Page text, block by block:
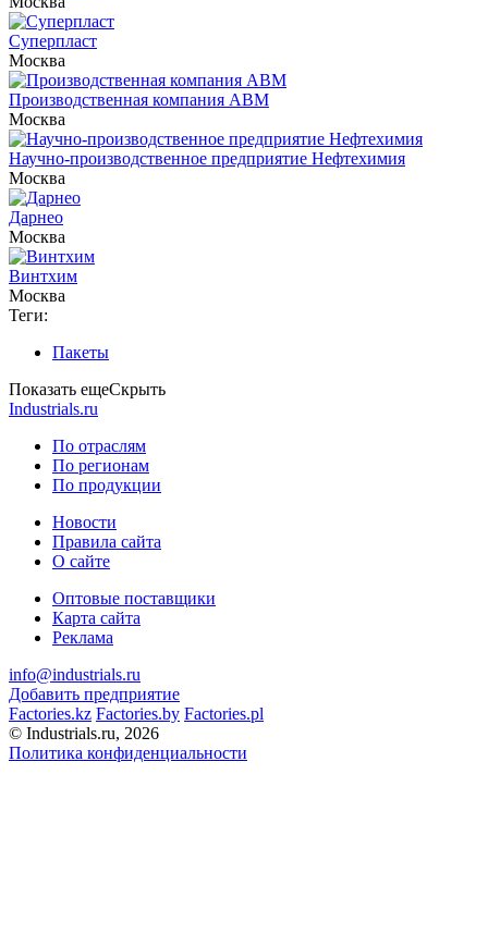
Суперпласт
Москва
Производственная компания АВМ
Москва
Научно-производственное предприятие Нефтехимия
Москва
Дарнео
Москва
Винтхим
Москва
Теги:
Пакеты
Показать ещеСкрыть
Industrials.ru
По отраслям
По регионам
По продукции
Новости
Правила сайта
О сайте
Оптовые поставщики
Карта сайта
Реклама
info@industrials.ru
Добавить предприятие
Factories.kz Factories.by Factories.pl
© Industrials.ru, 2026
Политика конфиденциальности